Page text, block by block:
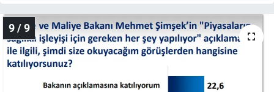
9 / 9